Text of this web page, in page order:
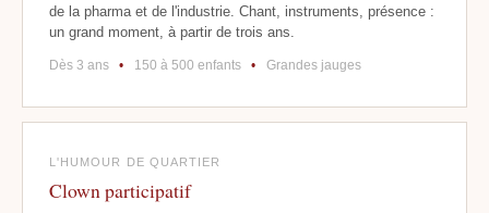
de la pharma et de l'industrie. Chant, instruments, présence :
un grand moment, à partir de trois ans.
Dès 3 ans • 150 à 500 enfants • Grandes jauges
L'HUMOUR DE QUARTIER
Clown participatif